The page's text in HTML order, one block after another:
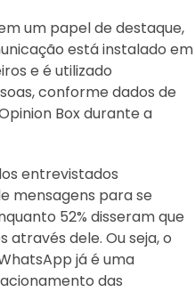
um papel de destaque,
está instalado em
e é utilizado
conforme dados de
Box durante a
entrevistados
mensagens para se
52% disseram que
dele. Ou seja, o
já é uma
das